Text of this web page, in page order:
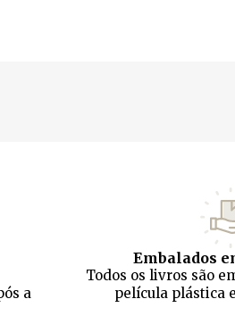
a
Embalados
Todos os livros são
película plástica